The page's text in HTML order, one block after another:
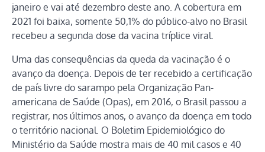
janeiro e vai até dezembro deste ano. A cobertura em
2021 foi baixa, somente 50,1% do público-alvo no Brasil
recebeu a segunda dose da vacina tríplice viral.
Uma das consequências da queda da vacinação é o
avanço da doença. Depois de ter recebido a certificação
de país livre do sarampo pela Organização Pan-
americana de Saúde (Opas), em 2016, o Brasil passou a
registrar, nos últimos anos, o avanço da doença em todo
o território nacional. O Boletim Epidemiológico do
Ministério da Saúde mostra mais de 40 mil casos e 40